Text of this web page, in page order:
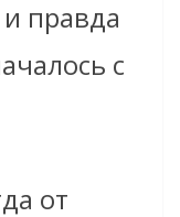
правда
с
от